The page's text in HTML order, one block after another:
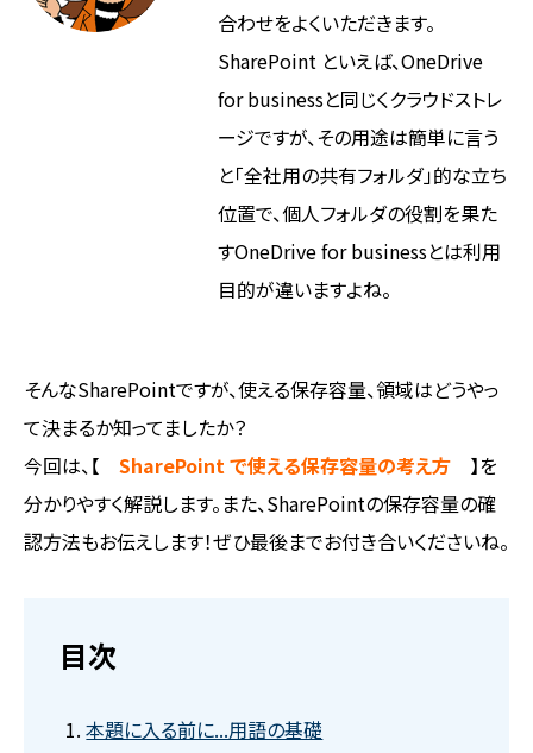
合わせをよくいただきます。
SharePoint といえば、OneDrive
for businessと同じくクラウドストレ
ージですが、その用途は簡単に言う
と「全社用の共有フォルダ」的な立ち
位置で、個人フォルダの役割を果た
すOneDrive for businessとは利用
目的が違いますよね。
そんなSharePointですが、使える保存容量、領域はどうやっ
て決まるか知ってましたか？
今回は、【 SharePoint で使える保存容量の考え方 】を
分かりやすく解説します。また、SharePointの保存容量の確
認方法もお伝えします！ぜひ最後までお付き合いくださいね。
目次
本題に入る前に...用語の基礎